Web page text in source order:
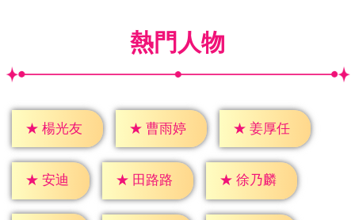
熱門人物
★ 楊光友 ★ 曹雨婷 ★ 姜厚任
★ 安迪 ★ 田路路 ★ 徐乃麟